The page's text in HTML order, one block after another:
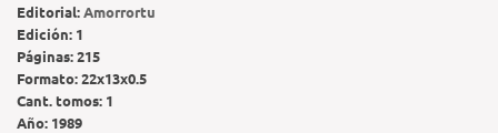
Editorial:Amorrortu
Edición: 1
Páginas:215
Formato:22x13x0.5
Cant. tomos: 1
Año: 1989